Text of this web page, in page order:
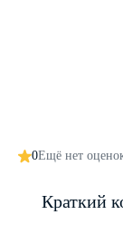
0Ещё нет
Краткий